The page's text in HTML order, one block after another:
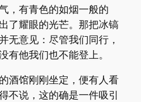
，有青色的如烟一般的
了耀眼的光芒。那把冰镐
无意见：尽管我们同行，
有他我们也不能登上。
酒馆刚刚坐定，便有人看
不说，这的确是一件吸引